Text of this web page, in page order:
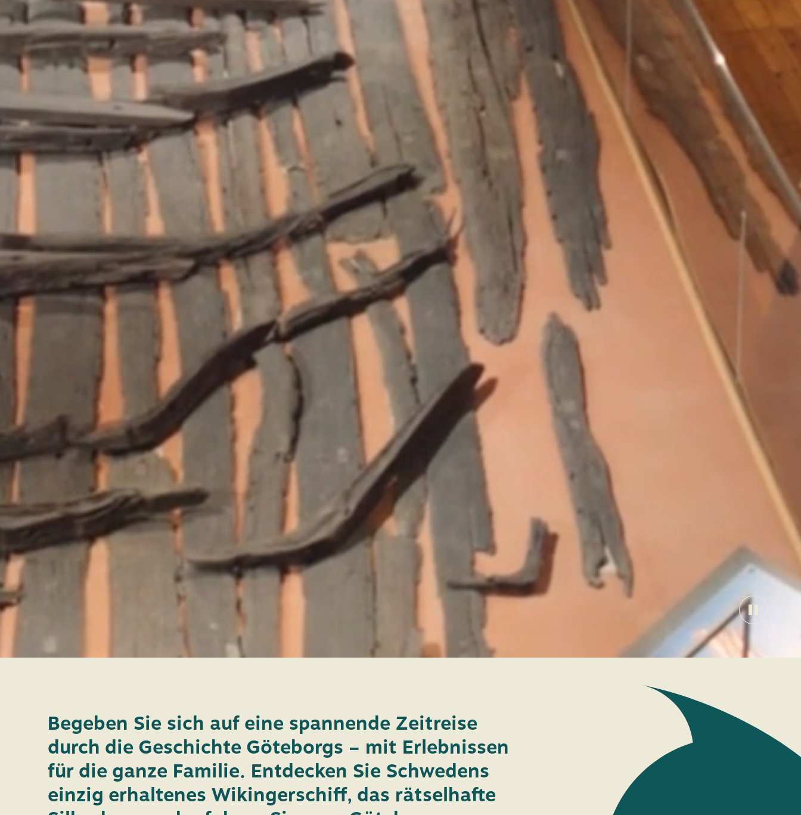
Begeben Sie sich auf eine spannende Zeitreise
durch die Geschichte Göteborgs – mit Erlebnissen
für die ganze Familie. Entdecken Sie Schwedens
einzig erhaltenes Wikingerschiff, das rätselhafte